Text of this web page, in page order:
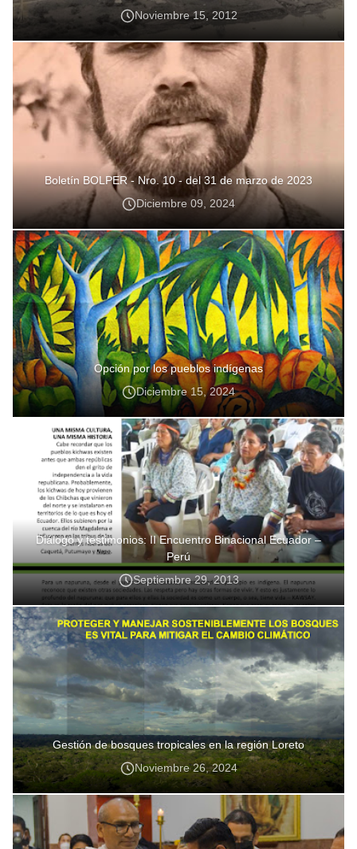
Noviembre 15, 2012
Boletín BOLPER - Nro. 10 - del 31 de marzo de 2023
Diciembre 09, 2024
Opción por los pueblos indígenas
Diciembre 15, 2024
Diálogo y testimonios: II Encuentro Binacional Ecuador –
Perú
Septiembre 29, 2013
Gestión de bosques tropicales en la región Loreto
Noviembre 26, 2024